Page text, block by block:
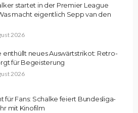
startet in der Premier League
macht eigentlich Sepp van den
2026
enthüllt neues Auswärtstrikot: Retro-
für Begeisterung
2026
für Fans: Schalke feiert Bundesliga-
mit Kinofilm